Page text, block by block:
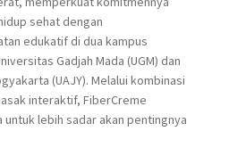
sehat dengan
edukatif di dua kampus
Gadjah Mada (UGM) dan
(UAJY). Melalui kombinasi
interaktif, FiberCreme
lebih sadar akan pentingnya